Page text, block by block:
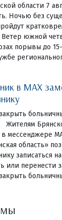
области 7
Ночью без
Ветер южной
порывы до
в MAX
Жителям
мессенджере
область»
записаться
или перенести